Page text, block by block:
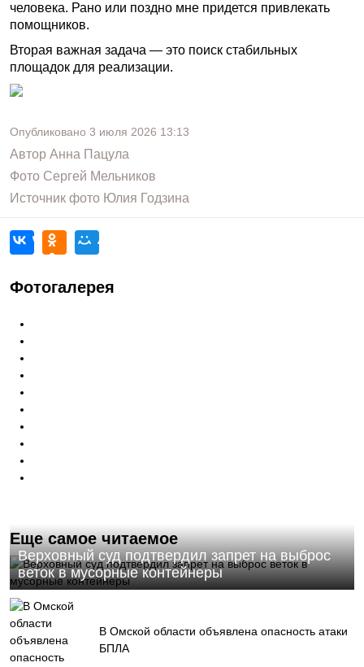
человека. Рано или поздно мне придется привлекать
помощников.
Вторая важная задача — это поиск стабильных
площадок для реализации.
Опубликовано 3 июля 2026 13:13
Автор Анна Пацула
Фото Сергей Мельников
Источник фото Юлия Годзина
Фотогалерея
Еще самое читаемое
Верховный суд подтвердил запрет на выброс
веток в мусорные контейнеры
В Омской области объявлена опасность атаки
БПЛА